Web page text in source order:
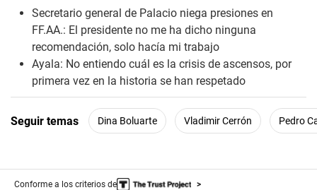
Secretario general de Palacio niega presiones en
FF.AA.: El presidente no me ha dicho ninguna
recomendación, solo hacía mi trabajo
Ayala: No entiendo cuál es la crisis de ascensos, por
primera vez en la historia se han respetado
Seguir temas Dina Boluarte Vladimir Cerrón Pedro
Conforme a los criterios de